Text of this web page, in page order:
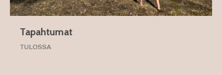
Tapahtumat
TULOSSA